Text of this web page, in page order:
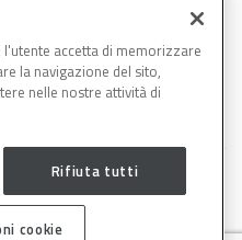
l'utente accetta di memorizzare
la navigazione del sito,
nelle nostre attività di
Rifiuta tutti
cookie